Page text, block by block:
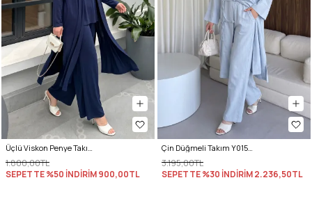
Üçlü Viskon Penye Takım 13205 - LACİVERT
1.800,00TL
SEPETTE %50 İNDİRİM900,00TL
Çin Düğmeli Takım Y0157 - BEBE MAVİSİ
3.195,00TL
SEPETTE %30 İNDİRİM2.236,50TL